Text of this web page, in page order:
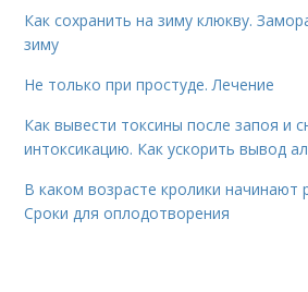
Как сохранить на зиму клюкву.
зиму
Не только при простуде. Лечение
Как вывести токсины после запоя и
интоксикацию. Как ускорить вывод
В каком возрасте кролики начинают
Сроки для оплодотворения